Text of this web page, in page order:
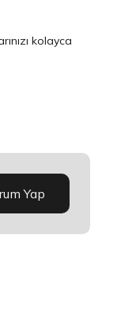
kolayca
Yap